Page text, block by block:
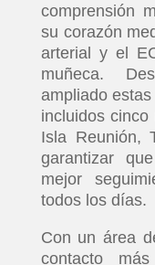
comprensión
su corazón
arterial y el
muñeca.
ampliado
incluidos
Isla Reunión,
garantizar
mejor
todos los días.
Con un área
contacto